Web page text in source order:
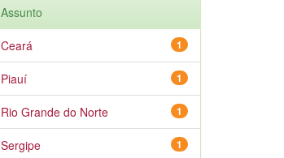
Assunto
1
Ceará
1
Piauí
1
Rio Grande do Norte
1
Sergipe